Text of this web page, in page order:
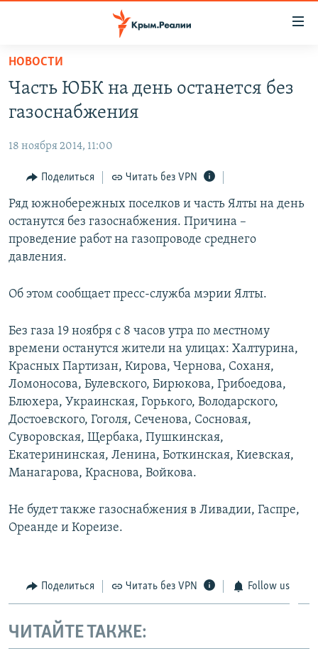
Вернуться
основному
содержанию
навигации
Вернутся
поиску
СПЕЦПРОЕКТЫ
КАРТА ВОЕННЫХ ОБЪЕКТОВ КРЫМА
11 ЛЕТ ОККУПАЦИИ КРЫМА. 11 ИСТОРИЙ СОПРОТИВЛЕНИЯ
ИСТОРИЯ
ЕЩЕ
ИНТЕРАКТИВ
ИНФОГРАФИКА
ТЕЛЕПРОЕКТ КРЫМ.РЕАЛИИ
ПОБЕДИТЕЛЕЙ НЕ СУДЯТ?
КРЫМ.НЕПОКОРЕННЫЙ
ELIFBE
УКРАИНСКАЯ ПРОБЛЕМА КРЫМА
РАДІО СВОБОДА
КАК ОБОЙТИ БЛОКИРОВКУ
Українською
Qırımtatar
ПРИСОЕДИНЯЙТЕСЬ!
Все сайты RFE/RL
НОВОСТИ
Часть ЮБК на день останется без
газоснабжения
18 ноября 2014, 11:00
Поделиться Читать без VPN
Ряд южнобережных поселков и часть Ялты на день
останутся без газоснабжения. Причина –
проведение работ на газопроводе среднего
давления.
Об этом сообщает пресс-служба мэрии Ялты.
Без газа 19 ноября с 8 часов утра по местному
времени останутся жители на улицах: Халтурина,
Красных Партизан, Кирова, Чернова, Соханя,
Ломоносова, Булевского, Бирюкова, Грибоедова,
Блюхера, Украинская, Горького, Володарского,
Достоевского, Гоголя, Сеченова, Сосновая,
Суворовская, Щербака, Пушкинская,
Екатерининская, Ленина, Боткинская, Киевская,
Манагарова, Краснова, Войкова.
Не будет также газоснабжения в Ливадии, Гаспре,
Ореанде и Кореизе.
Поделиться Читать без VPN Follow us
ЧИТАЙТЕ ТАКЖЕ: